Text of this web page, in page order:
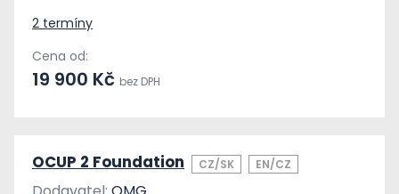
2 termíny
Cena od:
19 900 Kč bez DPH
OCUP 2 Foundation CZ/SK EN/CZ